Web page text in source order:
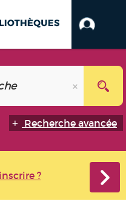
Recherche avancée
?